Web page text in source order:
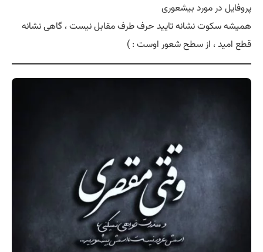
پروفایل در مورد بیشعوری
همیشه سکوت نشانه تایید حرف طرف مقابل نیست ، گاهی نشانه
قطع امید ، از سطح شعور اوست : )